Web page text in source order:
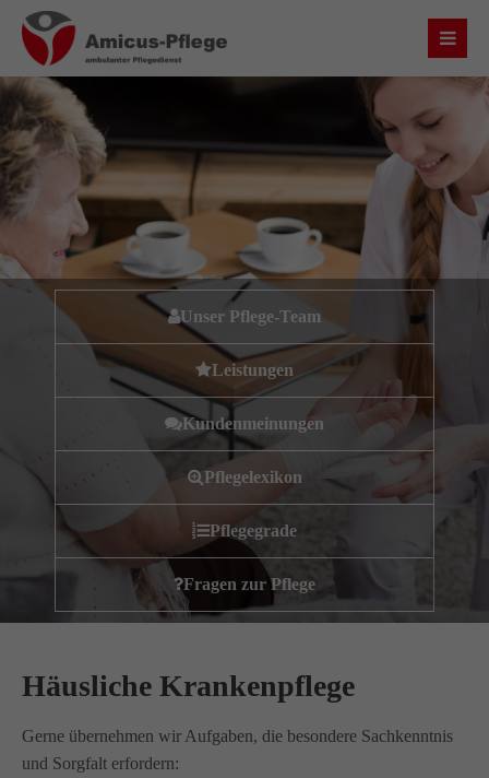
Login
Benutzername
Passwort
Anmelden
Lost your password?
Über uns
Wir haben uns als ambulanter Pflegedienst auf
Wohngemeinschaften für Senioren spezialisiert. Mit der
Spezialisierung im Bereich Demenz erleben wir immer wieder
GUTES
tun.
Wir sagenDANKEfür Ihr Feedback!
Kontakt
Unser Pflege-Team
Leistungen
Kundenmeinungen
Pflegelexikon
Pflegegrade
Fragen zur Pflege
Häusliche Krankenpflege
Gerne übernehmen wir Aufgaben, die besondere Sachkenntnis
und Sorgfalt erfordern: